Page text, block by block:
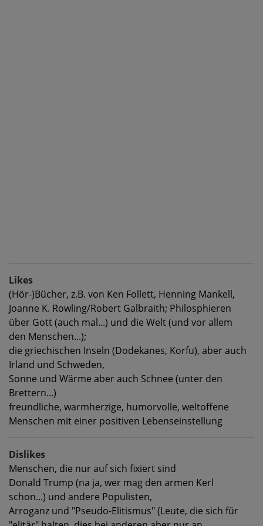
Likes
(Hör-)Bücher, z.B. von Ken Follett, Henning Mankell,
Joanne K. Rowling/Robert Galbraith; Philosphieren
über Gott (auch mal...) und die Welt (und vor allem
den Menschen...);
die griechischen Inseln (Dodekanes, Korfu), aber auch
Irland und Schweden,
Sonne und Wärme aber auch Schnee (unter den
Brettern...)
freundliche, warmherzige, humorvolle, weltoffene
Menschen mit einer positiven Lebenseinstellung
Dislikes
Menschen, die nur auf sich fixiert sind
Donald Trump (na ja, wer mag den armen Kerl
schon...) und andere Populisten,
Arroganz und "Pseudo-Elitismus" (Leute, die sich für